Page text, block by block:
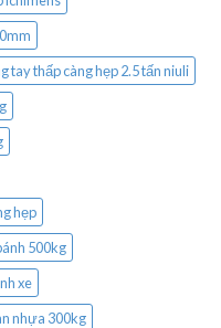
tay thấp càng hẹp 2.5 tấn niuli
hẹp
500kg
xe
nhựa 300kg